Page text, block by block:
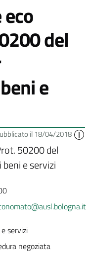
del
e
il 18/04/2018
50200 del
e servizi
servizi
negoziata